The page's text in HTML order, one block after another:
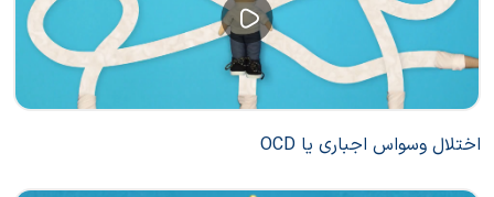
اختلال وسواس اجباری یا OCD